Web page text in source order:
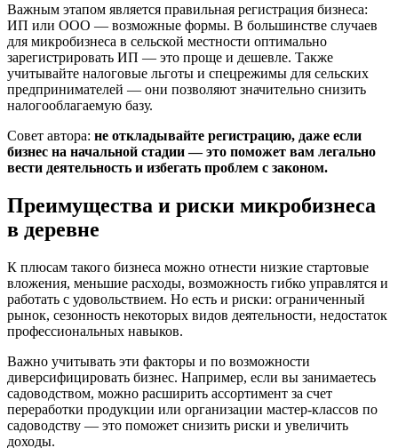
Важным этапом является правильная регистрация бизнеса:
ИП или ООО — возможные формы. В большинстве случаев
для микробизнеса в сельской местности оптимально
зарегистрировать ИП — это проще и дешевле. Также
учитывайте налоговые льготы и спецрежимы для сельских
предпринимателей — они позволяют значительно снизить
налогооблагаемую базу.
Совет автора: не откладывайте регистрацию, даже если
бизнес на начальной стадии — это поможет вам легально
вести деятельность и избегать проблем с законом.
Преимущества и риски микробизнеса
в деревне
К плюсам такого бизнеса можно отнести низкие стартовые
вложения, меньшие расходы, возможность гибко управлятся и
работать с удовольствием. Но есть и риски: ограниченный
рынок, сезонность некоторых видов деятельности, недостаток
профессиональных навыков.
Важно учитывать эти факторы и по возможности
диверсифицировать бизнес. Например, если вы занимаетесь
садоводством, можно расширить ассортимент за счет
переработки продукции или организации мастер-классов по
садоводству — это поможет снизить риски и увеличить
доходы.